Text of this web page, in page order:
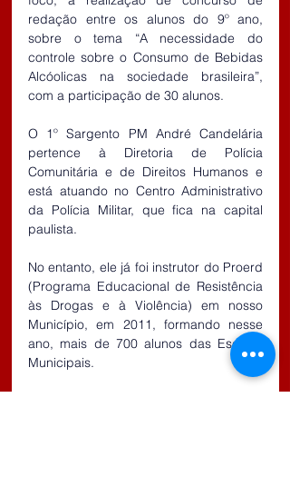
redação entre os alunos do 9º ano,
sobre o tema “A necessidade do
controle sobre o Consumo de Bebidas
Alcóolicas na sociedade brasileira”,
com a participação de 30 alunos.
O 1º Sargento PM André Candelária
pertence à Diretoria de Polícia
Comunitária e de Direitos Humanos e
está atuando no Centro Administrativo
da Polícia Militar, que fica na capital
paulista.
No entanto, ele já foi instrutor do Proerd
(Programa Educacional de Resistência
às Drogas e à Violência) em nosso
Município, em 2011, formando nesse
ano, mais de 700 alunos das Escolas
Municipais.